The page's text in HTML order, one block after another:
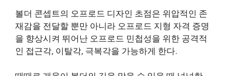
볼더 콘셉트의 오프로드 디자인 초점은 위압적인 존
재감을 전달할 뿐만 아니라 오프로드 지형 자격 증명
을 향상시켜 뛰어난 오프로드 민첩성을 위한 공격적
인 접근각, 이탈각, 극복각을 가능하게 한다.